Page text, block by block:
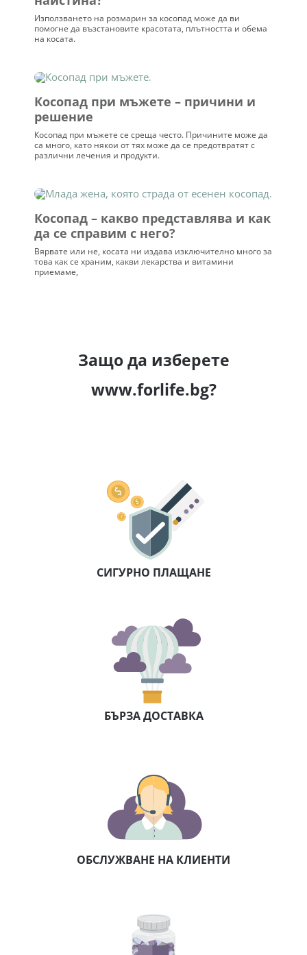
Използването на розмарин за косопад може да ви
помогне да възстановите красотата, плътността и обема
на косата.
Косопад при мъжете – причини и
решение
Косопад при мъжете се среща често. Причините може да
са много, като някои от тях може да се предотвратят с
различни лечения и продукти.
Косопад – какво представлява и как
да се справим с него?
Вярвате или не, косата ни издава изключително много за
това как се храним, какви лекарства и витамини
приемаме,
Защо да изберете
www.forlife.bg?
СИГУРНО ПЛАЩАНЕ
БЪРЗА ДОСТАВКА
ОБСЛУЖВАНЕ НА КЛИЕНТИ